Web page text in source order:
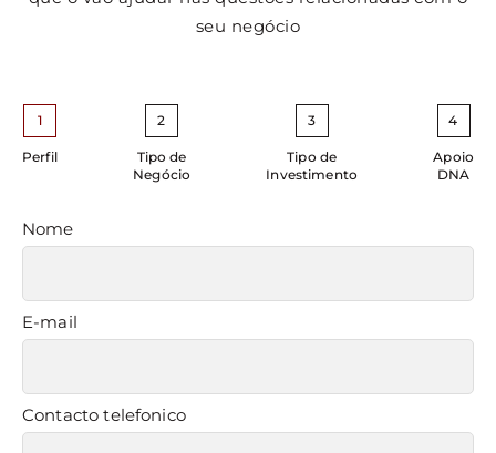
seu negócio
1
Perfil
2
Tipo de
Negócio
3
Tipo de
Investimento
4
Apoio
DNA
Nome
E-mail
Contacto telefonico